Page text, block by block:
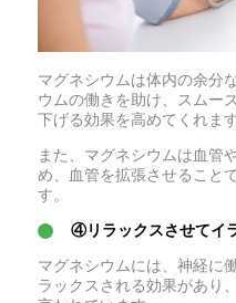
マグネシウムは体内の余分
ウムの働きを助け、スムー
下げる効果を高めてくれます
また、マグネシウムは血管
め、血管を拡張させること
す。
④リラックスさせてイ
マグネシウムには、神経に
ラックスされる効果があり